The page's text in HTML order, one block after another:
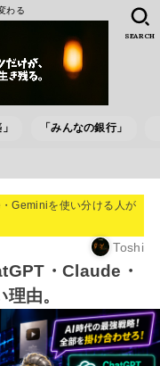
わる
「みんなの銀行」
SEARCH
Geminiを使い分ける人が
Toshi
・Claude・
由。